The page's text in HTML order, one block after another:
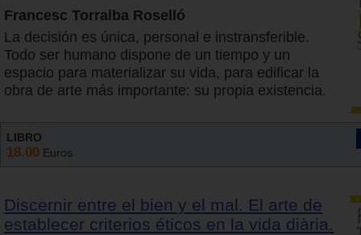
Francesc Torralba Roselló
La decisión es única, personal e instransferible.
Todo ser humano dispone de un tiempo y un
espacio para materializar su vida, para edificar la
obra de arte más importante: su propia existencia.
LIBRO
18.00 Euros
Discernir entre el bien y el mal. El arte de
establecer criterios éticos en la vida diària.